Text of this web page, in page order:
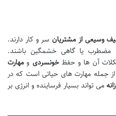
وسیعی از مشتریانسر و کار دارند.
مضطرب یا گاهی خشمگین باشند.
آن ها و حفظخونسردی و مهارت
جمله مهارت های حیاتی است که در
می تواند بسیار فرساینده و انرژی بر